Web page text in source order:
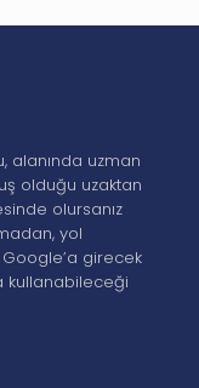
alanında uzman
olduğu uzaktan
olursanız
yol
girecek
kullanabileceği